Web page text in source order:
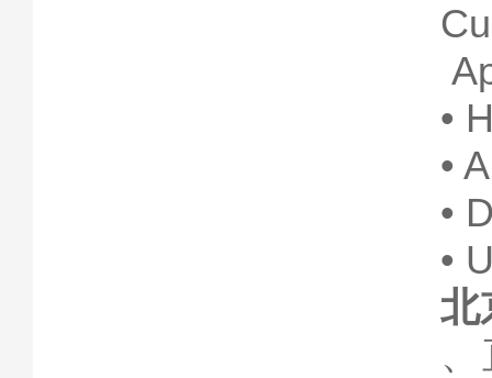
•
•
•
•
北